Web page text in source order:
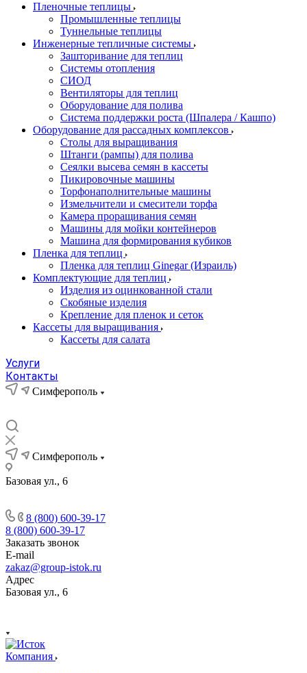
Пленочные теплицы
Промышленные теплицы
Туннельные теплицы
Инженерные тепличные системы
Зашторивание для теплиц
Системы отопления
СИОД
Вентиляторы для теплиц
Оборудование для полива
Система поддержки роста (Шпалера / Кашпо)
Оборудование для рассадных комплексов
Столы для выращивания
Штанги (рампы) для полива
Сеялки высева семян в кассеты
Пикировочные машины
Торфонаполнительные машины
Измельчители и смесители торфа
Камера проращивания семян
Машины для мойки контейнеров
Машина для формирования кубиков
Пленка для теплиц
Пленка для теплиц Ginegar (Израиль)
Комплектующие для теплиц
Изделия из оцинкованной стали
Скобяные изделия
Крепление для пленок и сеток
Кассеты для выращивания
Кассеты для салата
Услуги
Контакты
Симферополь
Симферополь
Базовая ул., 6
8 (800) 600-39-17
8 (800) 600-39-17
Заказать звонок
E-mail
zakaz@group-istok.ru
Адрес
Базовая ул., 6
Компания